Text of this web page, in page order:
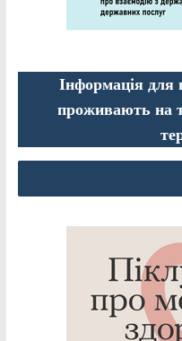
Інформація для
проживають на